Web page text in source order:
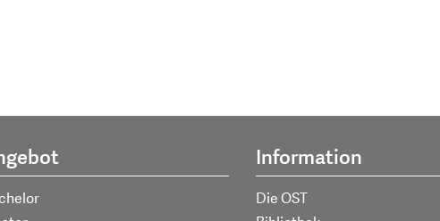
Information
Die OST